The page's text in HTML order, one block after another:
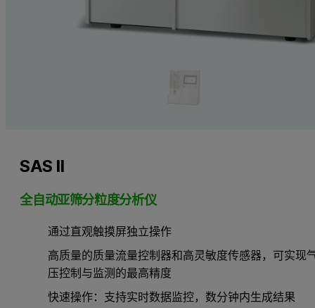
SAS II
全自动亚筛分粒度分析仪
通过直观触摸屏独立操作
高质量的质量流量控制器和高灵敏度传感器，可实现
压控制与监测的最高精度
快速操作：支持实时数据监控，数分钟内生成结果